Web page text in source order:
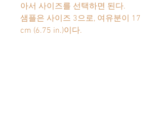
아서 사이즈를 선택하면 된다.
샘플은 사이즈 3으로, 여유분이 17
cm (6.75 in.)이다.